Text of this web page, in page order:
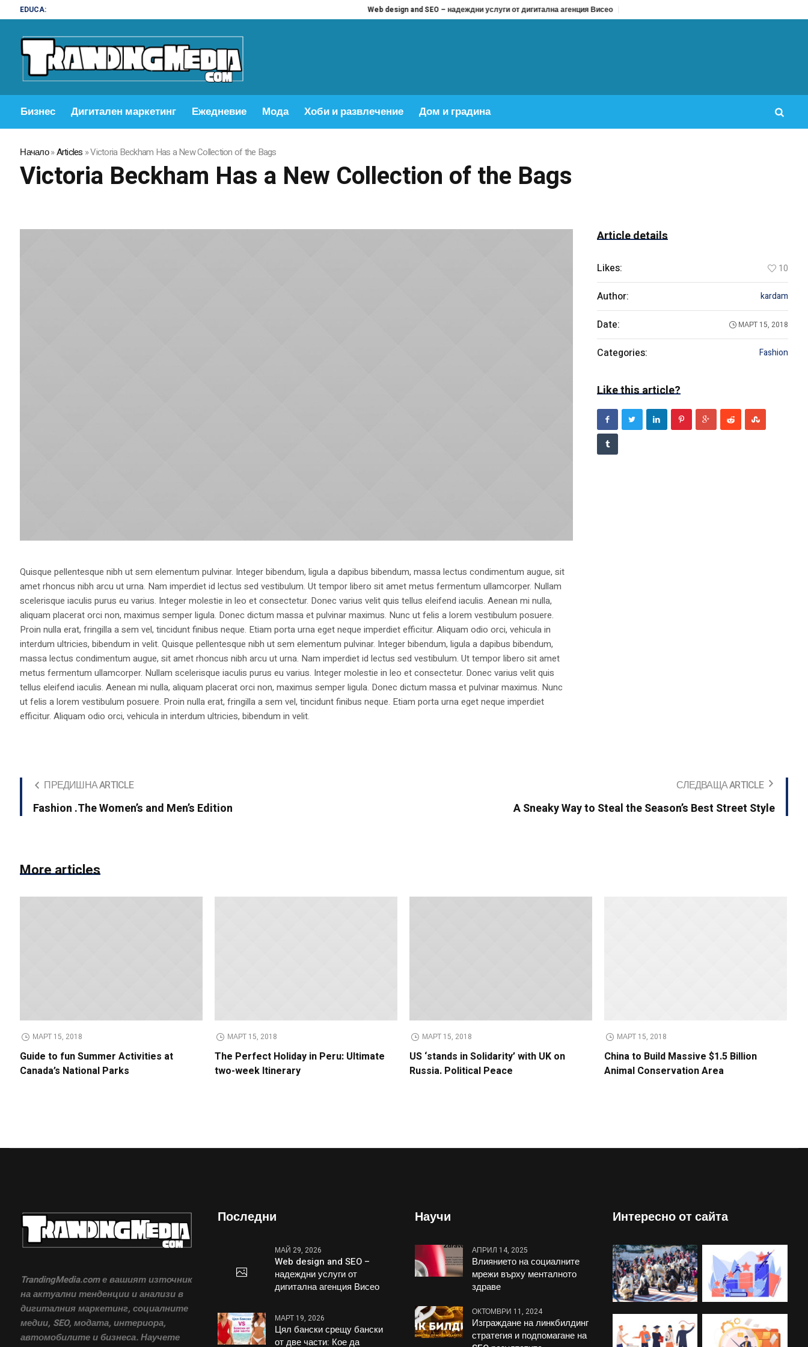
EDUCA: Web design and SEO – надеждни услуги от дигитална агенция Висео Цял бански срещу бански от две части: Кое да изберем за
Бизнес Дигитален маркетинг Ежедневие Мода Хоби и развлечение Дом и градина
Начало»Articles »Victoria Beckham Has a New Collection of the Bags
Victoria Beckham Has a New Collection of the Bags
Quisque pellentesque nibh ut sem elementum pulvinar. Integer bibendum, ligula a dapibus bibendum, massa lectus condimentum augue, sit
amet rhoncus nibh arcu ut urna. Nam imperdiet id lectus sed vestibulum. Ut tempor libero sit amet metus fermentum ullamcorper. Nullam
scelerisque iaculis purus eu varius. Integer molestie in leo et consectetur. Donec varius velit quis tellus eleifend iaculis. Aenean mi nulla,
aliquam placerat orci non, maximus semper ligula. Donec dictum massa et pulvinar maximus. Nunc ut felis a lorem vestibulum posuere.
Proin nulla erat, fringilla a sem vel, tincidunt finibus neque. Etiam porta urna eget neque imperdiet efficitur. Aliquam odio orci, vehicula in
interdum ultricies, bibendum in velit. Quisque pellentesque nibh ut sem elementum pulvinar. Integer bibendum, ligula a dapibus bibendum,
massa lectus condimentum augue, sit amet rhoncus nibh arcu ut urna. Nam imperdiet id lectus sed vestibulum. Ut tempor libero sit amet
metus fermentum ullamcorper. Nullam scelerisque iaculis purus eu varius. Integer molestie in leo et consectetur. Donec varius velit quis
tellus eleifend iaculis. Aenean mi nulla, aliquam placerat orci non, maximus semper ligula. Donec dictum massa et pulvinar maximus. Nunc
ut felis a lorem vestibulum posuere. Proin nulla erat, fringilla a sem vel, tincidunt finibus neque. Etiam porta urna eget neque imperdiet
efficitur. Aliquam odio orci, vehicula in interdum ultricies, bibendum in velit.
Article details
Likes: 10
Author: kardam
Date: МАРТ 15, 2018
Categories: Fashion
Like this article?
ПРЕДИШНА ARTICLE
Fashion .The Women’s and Men’s Edition
СЛЕДВАЩА ARTICLE
A Sneaky Way to Steal the Season’s Best Street Style
More articles
МАРТ 15, 2018
Guide to fun Summer Activities at
Canada’s National Parks
МАРТ 15, 2018
The Perfect Holiday in Peru: Ultimate
two-week Itinerary
МАРТ 15, 2018
US ‘stands in Solidarity’ with UK on
Russia. Political Peace
МАРТ 15, 2018
China to Build Massive $1.5 Billion
Animal Conservation Area
TrandingMedia.com е вашият източник
на актуални тенденции и анализи в
дигиталния маркетинг, социалните
медии, SEO, модата, интериора,
автомобилите и бизнеса. Научете
Последни
МАЙ 29, 2026
Web design and SEO –
надеждни услуги от
дигитална агенция Висео
МАРТ 19, 2026
Цял бански срещу бански
от две части: Кое да
Научи
АПРИЛ 14, 2025
Влиянието на социалните
мрежи върху менталното
здраве
ОКТОМВРИ 11, 2024
Изграждане на линкбилдинг
стратегия и подпомагане на
Интересно от сайта